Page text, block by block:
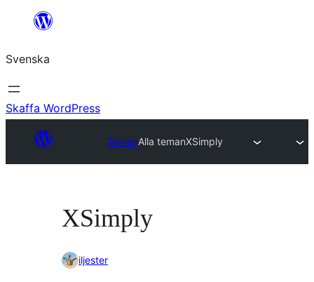
Hoppa
innehåll
Svenska
Skaffa WordPress
TemanAlla temanXSimply
XSimply
iljester